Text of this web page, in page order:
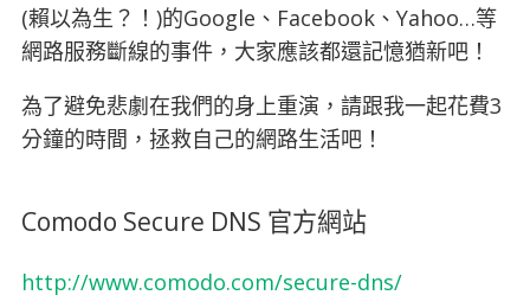
(賴以為生？！)的Google、Facebook、Yahoo…等
網路服務斷線的事件，大家應該都還記憶猶新吧！
為了避免悲劇在我們的身上重演，請跟我一起花費3
分鐘的時間，拯救自己的網路生活吧！
Comodo Secure DNS 官方網站
http://www.comodo.com/secure-dns/